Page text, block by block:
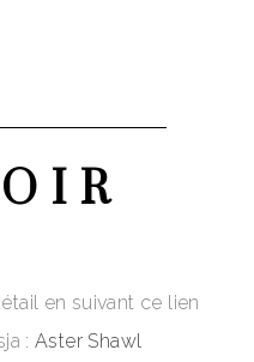
en suivant ce lien
:Aster Shawl